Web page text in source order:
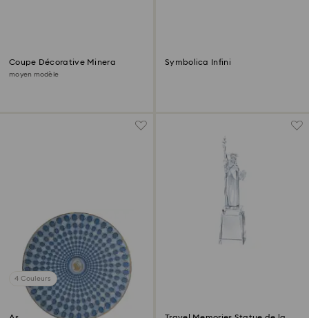
Coupe Décorative Minera
moyen modèle
Symbolica Infini
4 Couleurs